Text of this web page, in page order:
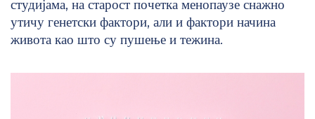
студијама, на старост почетка менопаузе снажно
утичу генетски фактори, али и фактори начина
живота као што су пушење и тежина.